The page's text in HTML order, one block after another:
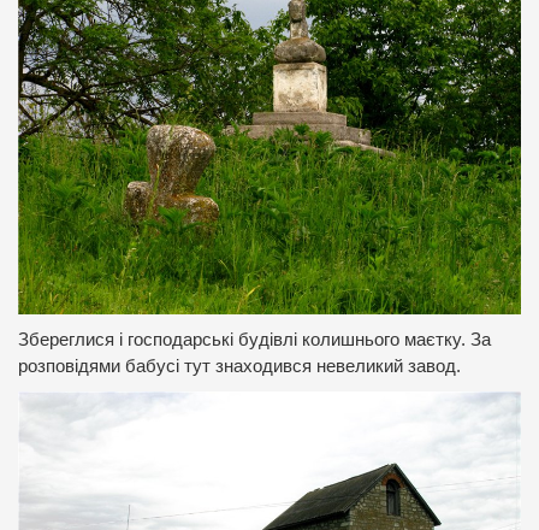
Збереглися і господарські будівлі колишнього маєтку. За
розповідями бабусі тут знаходився невеликий завод.